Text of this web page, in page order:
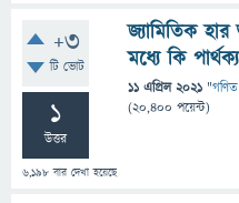
+3
টি ভোট
1
উত্তর
6,198 বার দেখা হয়েছে
জ্যামিতিক
মধ্যে কি
11 এপ্রিল 2021 "গণিত
(20,400 পয়েন্ট)